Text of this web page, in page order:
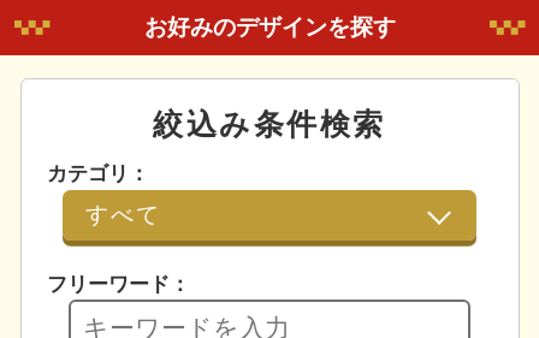
お好みのデザインを探す
絞込み条件検索
カテゴリ：
フリーワード：